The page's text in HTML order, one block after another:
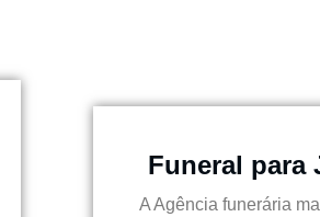
Funeral para
A Agência funerária